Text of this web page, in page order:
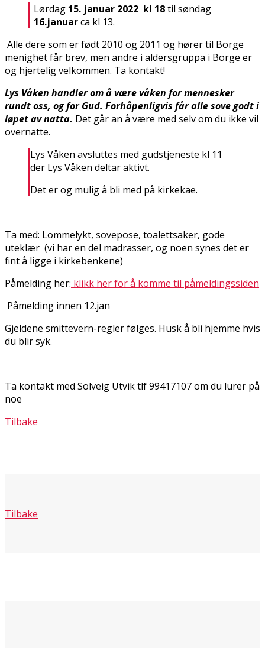
Lørdag 15. januar 2022 kl 18til søndag
16.januarca kl 13.
Alle dere som er født 2010 og 2011 og hører til Borge
menighet får brev, men andre i aldersgruppa i Borge er
og hjertelig velkommen. Ta kontakt!
Lys Våken handler om å være våken for mennesker
rundt oss, og for Gud. Forhåpenligvis får alle sove godt i
løpet av natta. Det går an å være med selv om du ikke vil
overnatte.
Lys Våken avsluttes med gudstjeneste kl 11
der Lys Våken deltar aktivt.
Det er og mulig å bli med på kirkekaffe.
Ta med: Lommelykt, sovepose, toalettsaker, gode
uteklær (vi har en del madrasser, og noen synes det er
fint å ligge i kirkebenkene)
Påmelding her: klikk her for å komme til påmeldingssiden
Påmelding innen 12.jan
Gjeldene smittevern-regler følges. Husk å bli hjemme hvis
du blir syk.
Ta kontakt med Solveig Utvik tlf 99417107 om du lurer på
noe
Tilbake
Tilbake